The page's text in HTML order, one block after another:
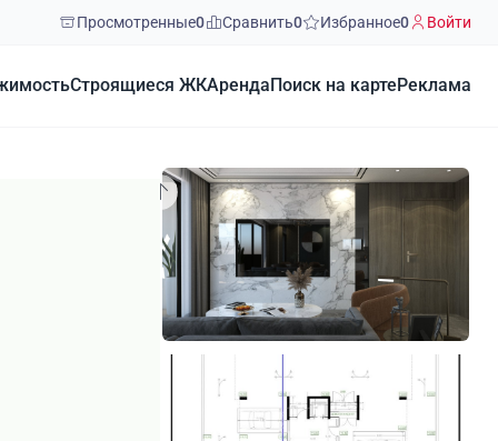
Просмотренные0 Сравнить0 Избранное0 Войти
Строящиеся ЖКАренда Поиск на карте Реклама